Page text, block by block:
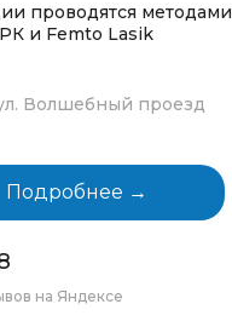
проводятся методами
и Femto Lasik
Подробнее →
Волшебный проезд
на Яндексе